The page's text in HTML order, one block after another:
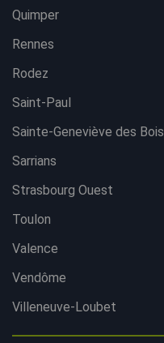
Quimper
Rennes
Rodez
Saint-Paul
Sainte-Geneviève des Bois
Sarrians
Strasbourg Ouest
Toulon
Valence
Vendôme
Villeneuve-Loubet